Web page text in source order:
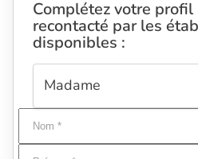
Complétez votre
recontacté par les
disponibles :